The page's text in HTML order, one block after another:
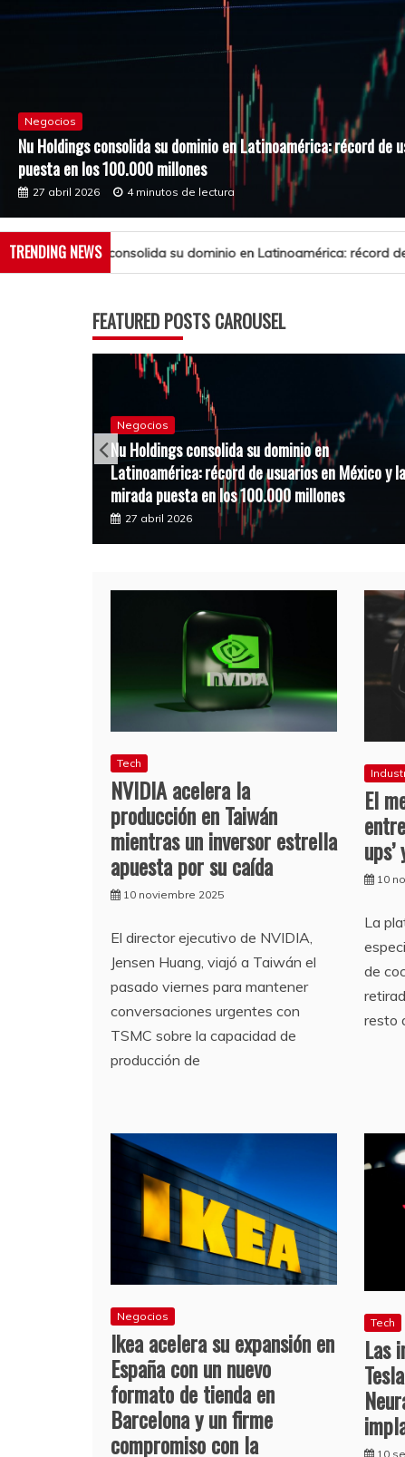
Negocios
Nu Holdings consolida su dominio en Latinoamérica: récord de
puesta en los 100.000 millones
27 abril 2026 4 minutos de lectura
TRENDING NEWS
dominio en Latinoamérica: récord de usuarios en México y la
FEATURED POSTS CAROUSEL
Negocios
Nu Holdings consolida su dominio en
Latinoamérica: récord de usuarios en México y la
mirada puesta en los 100.000 millones
27 abril 2026
Tech
NVIDIA acelera la
producción en Taiwán
mientras un inversor estrella
apuesta por su caída
10 noviembre 2025
El director ejecutivo de NVIDIA,
Jensen Huang, viajó a Taiwán el
pasado viernes para mantener
conversaciones urgentes con
TSMC sobre la capacidad de
producción de
El
10
La
de
resto
Negocios
Ikea acelera su expansión en
España con un nuevo
formato de tienda en
Barcelona y un firme
compromiso con la
Tech
Las
10